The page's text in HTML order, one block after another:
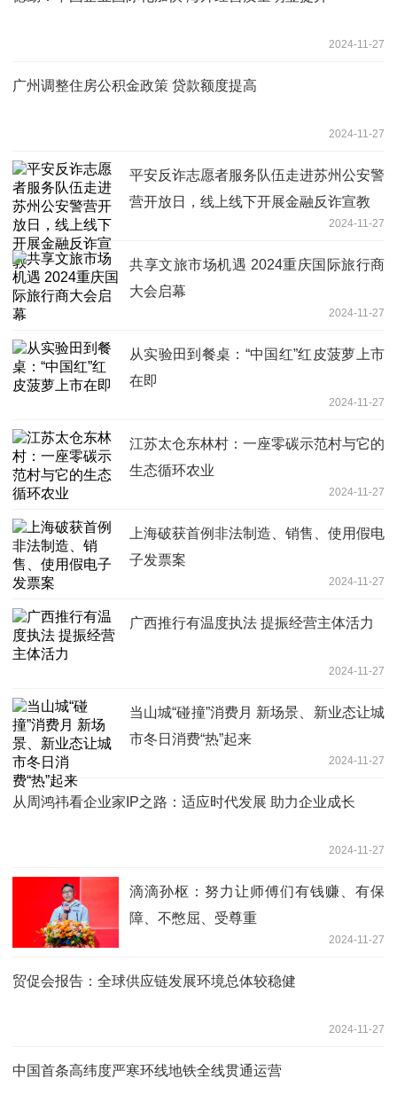
2024-11-27
广州调整住房公积金政策 贷款额度提高
2024-11-27
平安反诈志愿者服务队伍走进苏州公安警
营开放日，线上线下开展金融反诈宣教
2024-11-27
共享文旅市场机遇 2024重庆国际旅行商
大会启幕
2024-11-27
从实验田到餐桌：“中国红”红皮菠萝上市
在即
2024-11-27
江苏太仓东林村：一座零碳示范村与它的
生态循环农业
2024-11-27
上海破获首例非法制造、销售、使用假电
子发票案
2024-11-27
广西推行有温度执法 提振经营主体活力
2024-11-27
当山城“碰撞”消费月 新场景、新业态让城
市冬日消费“热”起来
2024-11-27
从周鸿祎看企业家IP之路：适应时代发展 助力企业成长
2024-11-27
滴滴孙枢：努力让师傅们有钱赚、有保
障、不憋屈、受尊重
2024-11-27
贸促会报告：全球供应链发展环境总体较稳健
2024-11-27
中国首条高纬度严寒环线地铁全线贯通运营